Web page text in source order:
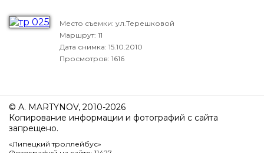
Место съемки: ул.Терешковой
Маршрут: 11
Дата снимка: 15.10.2010
Просмотров: 1616
© A. MARTYNOV, 2010-2026
Копирование информации и фотографий с сайта
запрещено.
«Липецкий троллейбус»